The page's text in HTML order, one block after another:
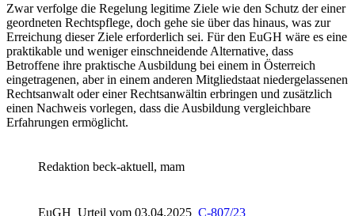
Zwar verfolge die Regelung legitime Ziele wie den Schutz der einer
geordneten Rechtspflege, doch gehe sie über das hinaus, was zur
Erreichung dieser Ziele erforderlich sei. Für den EuGH wäre es eine
praktikable und weniger einschneidende Alternative, dass
Betroffene ihre praktische Ausbildung bei einem in Österreich
eingetragenen, aber in einem anderen Mitgliedstaat niedergelassenen
Rechtsanwalt oder einer Rechtsanwältin erbringen und zusätzlich
einen Nachweis vorlegen, dass die Ausbildung vergleichbare
Erfahrungen ermöglicht.
Redaktion beck-aktuell, mam
EuGH Urteil vom 03.04.2025 C-807/23